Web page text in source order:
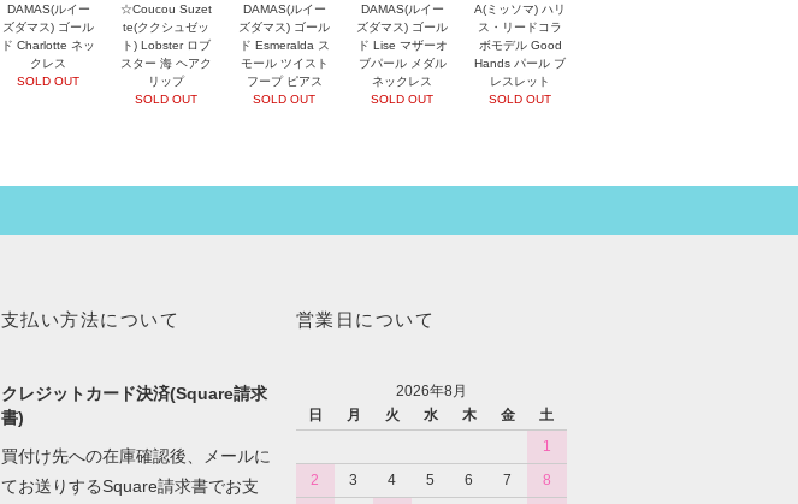
DAMAS(ルイー
ズダマス) ゴール
ド Charlotte ネッ
クレス
SOLD OUT
☆Coucou Suzet
te(ククシュゼッ
ト) Lobster ロブ
スター 海 ヘアク
リップ
SOLD OUT
DAMAS(ルイー
ズダマス) ゴール
ド Esmeralda ス
モール ツイスト
フープ ピアス
SOLD OUT
DAMAS(ルイー
ズダマス) ゴール
ド Lise マザーオ
ブパール メダル
ネックレス
SOLD OUT
A(ミッソマ) ハリ
ス・リードコラ
ボモデル Good
Hands パール ブ
レスレット
SOLD OUT
支払い方法について
クレジットカード決済(Square請求
書)
買付け先への在庫確認後、メールに
てお送りするSquare請求書でお支
営業日について
2026年8月
日
月 火 水 木 金
土
1
2
3 4 5 6 7
8